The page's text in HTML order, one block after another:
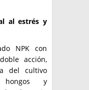
al estrés y
NPK con
acción,
del cultivo
y